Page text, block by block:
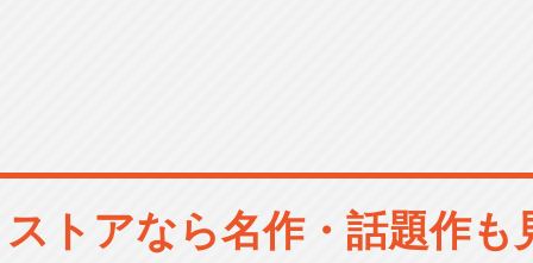
トアなら名作・話題作も